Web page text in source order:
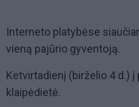
Interneto platybėse
vieną pajūrio gyventoją.
Ketvirtadienį (birželio 4 d.)
klaipėdietė.